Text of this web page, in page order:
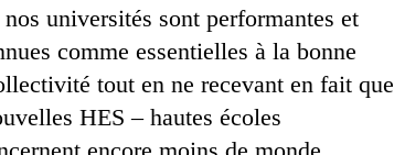
universités sont performantes et
comme essentielles à la bonne
tout en ne recevant en fait que
HES – hautes écoles